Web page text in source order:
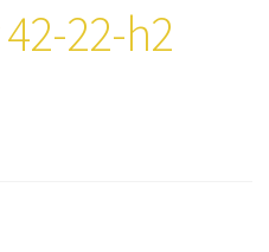
22-h2